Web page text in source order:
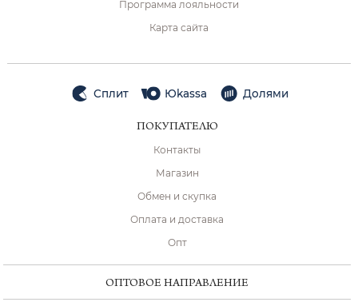
Программа лояльности
Карта сайта
Сплит Юkassa Долями
ПОКУПАТЕЛЮ
Контакты
Магазин
Обмен и скупка
Оплата и доставка
Опт
ОПТОВОЕ НАПРАВЛЕНИЕ